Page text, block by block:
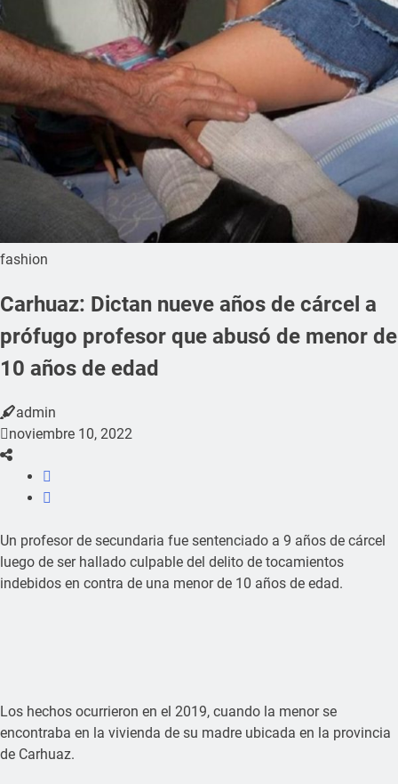
fashion
Carhuaz: Dictan nueve años de cárcel a
prófugo profesor que abusó de menor de
10 años de edad
admin
noviembre 10, 2022
Un profesor de secundaria fue sentenciado a 9 años de cárcel
luego de ser hallado culpable del delito de tocamientos
indebidos en contra de una menor de 10 años de edad.
Los hechos ocurrieron en el 2019, cuando la menor se
encontraba en la vivienda de su madre ubicada en la provincia
de Carhuaz.